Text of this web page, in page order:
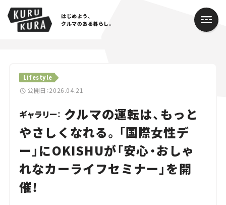
はじめよう、
クルマのある暮らし。
Lifestyle
公開日：2026.04.21
ギャラリー： クルマの運転は、もっと
やさしくなれる。「国際女性デ
ー」にOKISHUが「安心・おしゃ
れなカーライフセミナー」を開
催！
Cars
Lifestyle
Traffic
Special
Series